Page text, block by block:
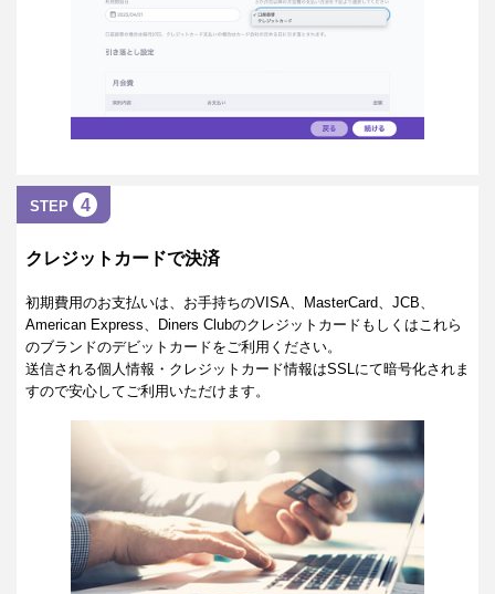
STEP 4
クレジットカードで決済
初期費用のお支払いは、お手持ちのVISA、MasterCard、JCB、
American Express、Diners Clubのクレジットカードもしくはこれら
のブランドのデビットカードをご利用ください。
送信される個人情報・クレジットカード情報はSSLにて暗号化されま
すので安心してご利用いただけます。